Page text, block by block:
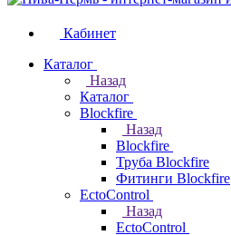
Кабинет
Каталог
Назад
Каталог
Blockfire
Назад
Blockfire
Труба Blockfire
Фитинги Blockfire
EctoControl
Назад
EctoControl